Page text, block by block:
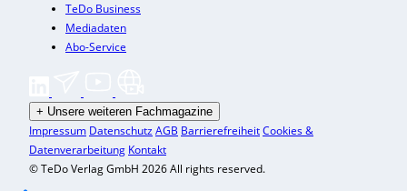
TeDo Business
Mediadaten
Abo-Service
+ Unsere weiteren Fachmagazine
Impressum DatenschutzAGB BarrierefreiheitCookies &
Datenverarbeitung Kontakt
© TeDo Verlag GmbH 2026 All rights reserved.